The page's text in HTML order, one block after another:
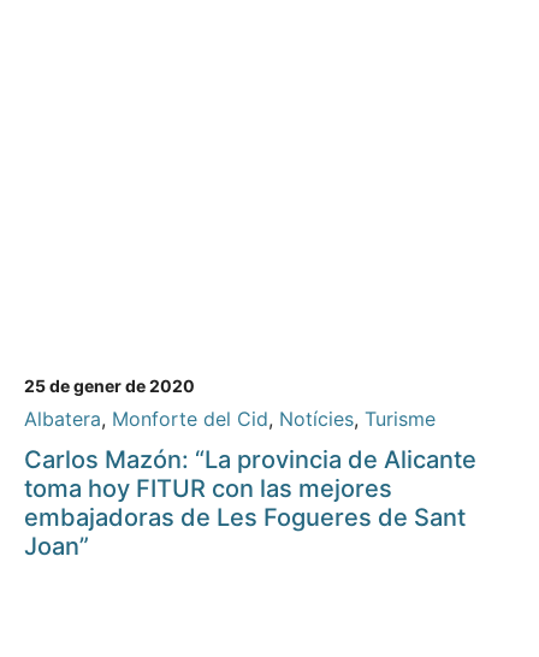
25 de gener de 2020
Albatera, Monforte del Cid, Notícies, Turisme
Carlos Mazón: “La provincia de Alicante
toma hoy FITUR con las mejores
embajadoras de Les Fogueres de Sant
Joan”